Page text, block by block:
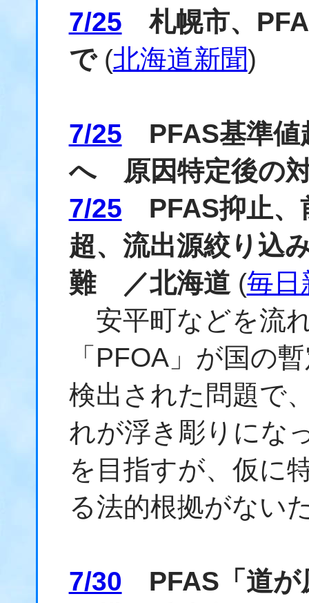
7/25 札幌市、
で (北海道新聞)
7/25 PFAS基準値
へ 原因特定後の
7/25 PFAS抑止、
超、流出源絞り込
難 ／北海道 (毎日
安平町などを流
「PFOA」が国の
検出された問題で
れが浮き彫りにな
を目指すが、仮に
る法的根拠がない
7/30 PFAS「道が